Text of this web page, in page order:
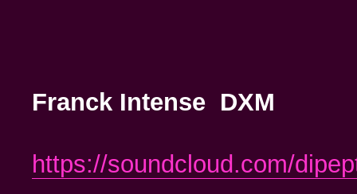
Franck Intense DXM
https://soundcloud.com/